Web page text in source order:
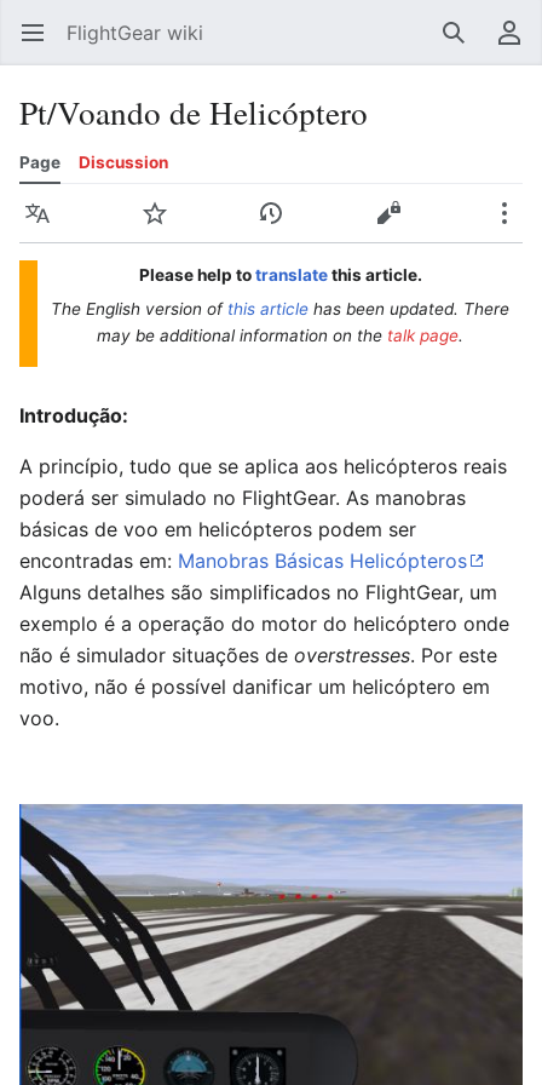
Open main menu FlightGear wiki SearchUser menu
Pt/Voando de Helicóptero
Page Discussion
Language Watch History Edit
Please help totranslatethis article.
The English version of this article has been updated. There
may be additional information on the talk page.
Introdução:
A princípio, tudo que se aplica aos helicópteros reais
poderá ser simulado no FlightGear. As manobras
básicas de voo em helicópteros podem ser
encontradas em: Manobras Básicas Helicópteros
Alguns detalhes são simplificados no FlightGear, um
exemplo é a operação do motor do helicóptero onde
não é simulador situações de overstresses. Por este
motivo, não é possível danificar um helicóptero em
voo.